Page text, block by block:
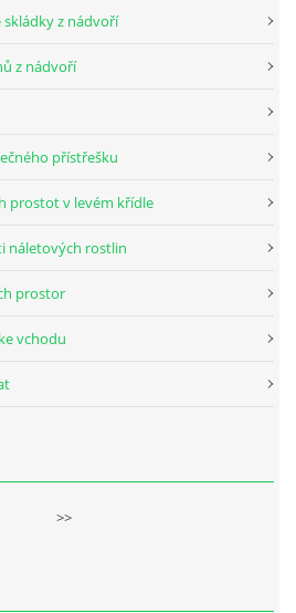
skládky z nádvoří
z nádvoří
přístřešku
prostot v levém křídle
náletových rostlin
prostor
vchodu
>>